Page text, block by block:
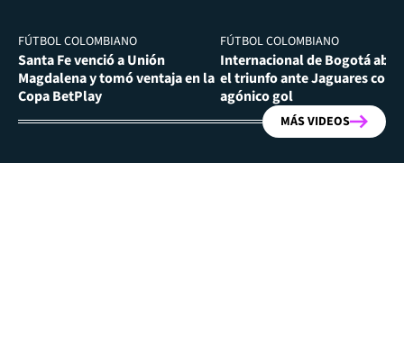
FÚTBOL COLOMBIANO
Santa Fe venció a Unión
Magdalena y tomó ventaja en la
Copa BetPlay
FÚTBOL COLOMBIANO
Internacional de Bogotá
el triunfo ante Jaguares con
agónico gol
MÁS VIDEOS